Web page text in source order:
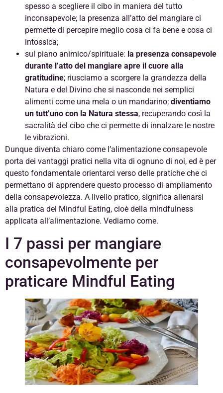
spesso a scegliere il cibo in maniera del tutto
inconsapevole; la presenza all’atto del mangiare ci
permette di percepire meglio cosa ci fa bene e cosa ci
intossica;
sul piano animico/spirituale: la presenza consapevole
durante l’atto del mangiare apre il cuore alla
gratitudine; riusciamo a scorgere la grandezza della
Natura e del Divino che si nasconde nei semplici
alimenti come una mela o un mandarino; diventiamo
un tutt’uno con la Natura stessa, recuperando così la
sacralità del cibo che ci permette di innalzare le nostre
le vibrazioni.
Dunque diventa chiaro come l’alimentazione consapevole
porta dei vantaggi pratici nella vita di ognuno di noi, ed è per
questo fondamentale orientarci verso delle pratiche che ci
permettano di apprendere questo processo di ampliamento
della consapevolezza. A livello pratico, significa allenarsi
alla pratica del Mindful Eating, cioè della mindfulness
applicata all’alimentazione. Vediamo come.
I 7 passi per mangiare
consapevolmente per
praticare Mindful Eating